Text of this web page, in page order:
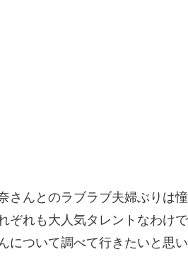
さんとのラブラブ夫婦ぶりは
ぞれも大人気タレントなわけ
ついて調べて行きたいと思い